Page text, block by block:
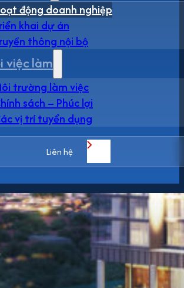
động doanh nghiệp
khai dự án
thông nội bộ
việc làm
trường làm việc
sách – Phúc lợi
vị trí tuyển dụng
Liên hệ